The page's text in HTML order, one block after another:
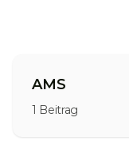
AMS
1 Beitrag